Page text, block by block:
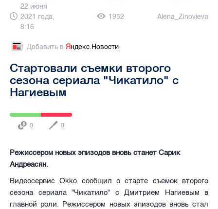
22 июня
2021 года,
8:16
1952 Alena_Zinovieva
Добавить в Яндекс.Новости
Стартовали съемки второго
сезона сериала "Чикатило" с
Нагиевым
0 0
Режиссером новых эпизодов вновь станет Сарик
Андреасян.
Видеосервис Okko сообщил о старте съемок второго
сезона сериала "Чикатило" с Дмитрием Нагиевым в
главной роли. Режиссером новых эпизодов вновь стал